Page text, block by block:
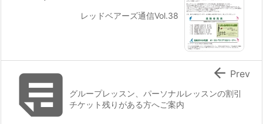
レッドベアーズ通信Vol.38
グループレッスン、パーソナルレッスンの割引
チケット残りがある方へご案内
 Prev